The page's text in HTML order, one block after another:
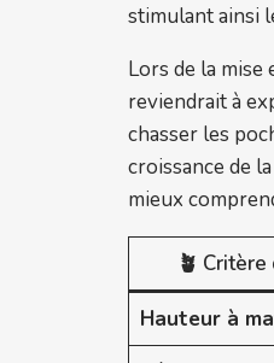
stimulant ainsi
Lors de la
reviendrait à
chasser les
croissance de
mieux
🪴
Hauteur à